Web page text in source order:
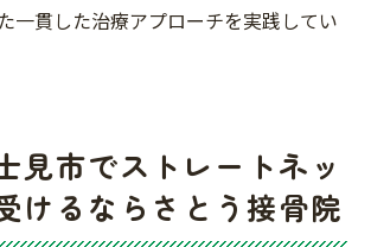
一貫した治療アプローチを実践してい
見市でストレートネッ
けるならさとう接骨院